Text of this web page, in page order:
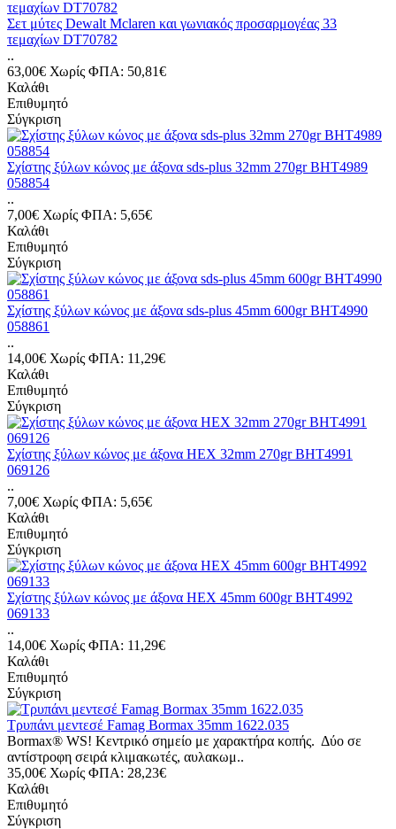
Σετ μύτες Dewalt Mclaren και γωνιακός προσαρμογέας 33
τεμαχίων DT70782
..
63,00€ Χωρίς ΦΠΑ: 50,81€
Καλάθι
Επιθυμητό
Σύγκριση
Σχίστης ξύλων κώνος με άξονα sds-plus 32mm 270gr BHT4989
058854
..
7,00€ Χωρίς ΦΠΑ: 5,65€
Καλάθι
Επιθυμητό
Σύγκριση
Σχίστης ξύλων κώνος με άξονα sds-plus 45mm 600gr BHT4990
058861
..
14,00€ Χωρίς ΦΠΑ: 11,29€
Καλάθι
Επιθυμητό
Σύγκριση
Σχίστης ξύλων κώνος με άξονα ΗΕΧ 32mm 270gr BHT4991
069126
..
7,00€ Χωρίς ΦΠΑ: 5,65€
Καλάθι
Επιθυμητό
Σύγκριση
Σχίστης ξύλων κώνος με άξονα ΗΕΧ 45mm 600gr BHT4992
069133
..
14,00€ Χωρίς ΦΠΑ: 11,29€
Καλάθι
Επιθυμητό
Σύγκριση
Τρυπάνι μεντεσέ Famag Bormax 35mm 1622.035
Bormax® WS! Κεντρικό σημείο με χαρακτήρα κοπής. Δύο σε
αντίστροφη σειρά κλιμακωτές, αυλακωμ..
35,00€ Χωρίς ΦΠΑ: 28,23€
Καλάθι
Επιθυμητό
Σύγκριση